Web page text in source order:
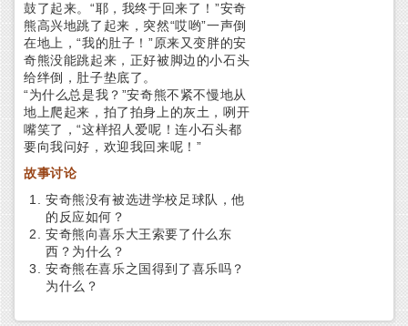
鼓了起来。“耶，我终于回来了！”安奇
熊高兴地跳了起来，突然“哎哟”一声倒
在地上，“我的肚子！”原来又变胖的安
奇熊没能跳起来，正好被脚边的小石头
给绊倒，肚子垫底了。
“为什么总是我？”安奇熊不紧不慢地从
地上爬起来，拍了拍身上的灰土，咧开
嘴笑了，“这样招人爱呢！连小石头都
要向我问好，欢迎我回来呢！”
故事讨论
安奇熊没有被选进学校足球队，他
的反应如何？
安奇熊向喜乐大王索要了什么东
西？为什么？
安奇熊在喜乐之国得到了喜乐吗？
为什么？